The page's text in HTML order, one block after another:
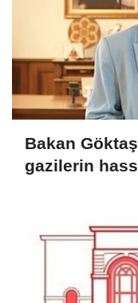
Bakan
gazilerin